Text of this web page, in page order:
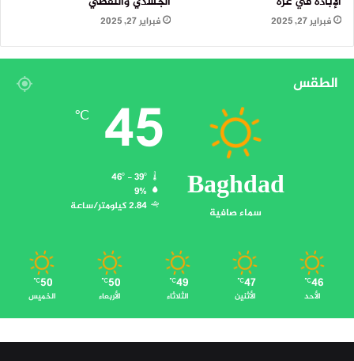
فبراير 27, 2025 فبراير 27, 2025
الطقس
Baghdad
سماء صافية
45
℃
46º - 39º
9%
2.84 كيلومتر/ساعة
46
℃
الأحد
47
℃
الأثنين
49
℃
الثلاثاء
50
℃
الأربعاء
50
℃
الخميس